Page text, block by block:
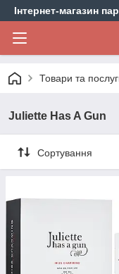
Інтернет-магазин
Товари та
Juliette Has A Gun
Сортування